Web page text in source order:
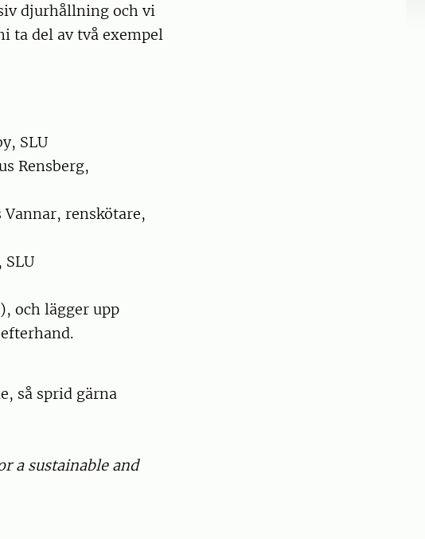
djurhållning och vi
ta del av två exempel
SLU
Rensberg,
Vannar, renskötare,
och lägger upp
så sprid gärna
a sustainable and